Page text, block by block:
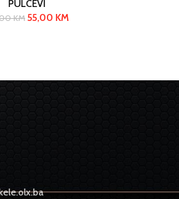
PULCEVI
KM 55,00 KM